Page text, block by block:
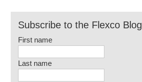
Subscribe to the Flexco Blog
First name
Last name